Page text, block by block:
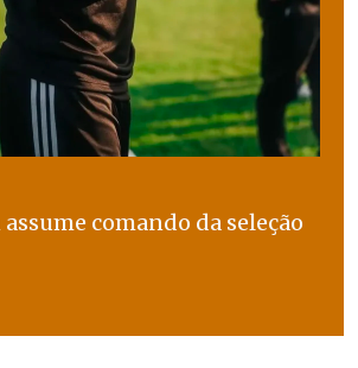
comando da seleção